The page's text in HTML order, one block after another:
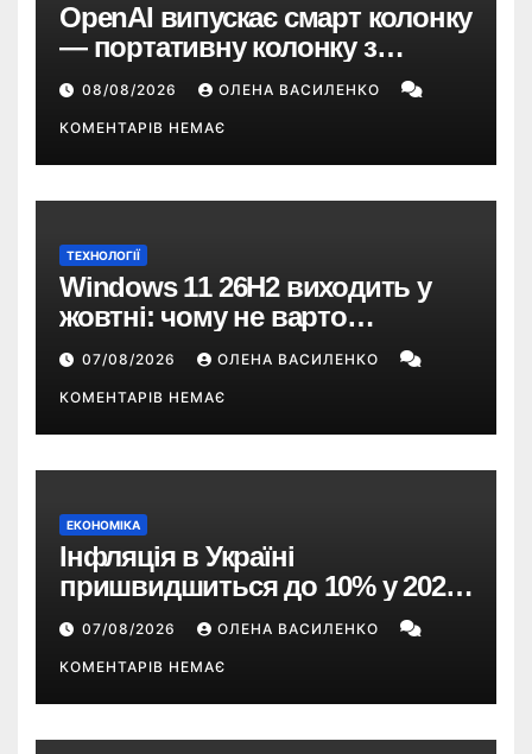
OpenAI випускає смарт колонку
— портативну колонку з
ChatGPT, камерою та цінником
понад $300
08/08/2026 ОЛЕНА ВАСИЛЕНКО
КОМЕНТАРІВ НЕМАЄ
ТЕХНОЛОГІЇ
Windows 11 26H2 виходить у
жовтні: чому не варто
пропускати це оновлення
07/08/2026 ОЛЕНА ВАСИЛЕНКО
КОМЕНТАРІВ НЕМАЄ
ЕКОНОМІКА
Інфляція в Україні
пришвидшиться до 10% у 2026
році — прогноз НБУ
07/08/2026 ОЛЕНА ВАСИЛЕНКО
КОМЕНТАРІВ НЕМАЄ